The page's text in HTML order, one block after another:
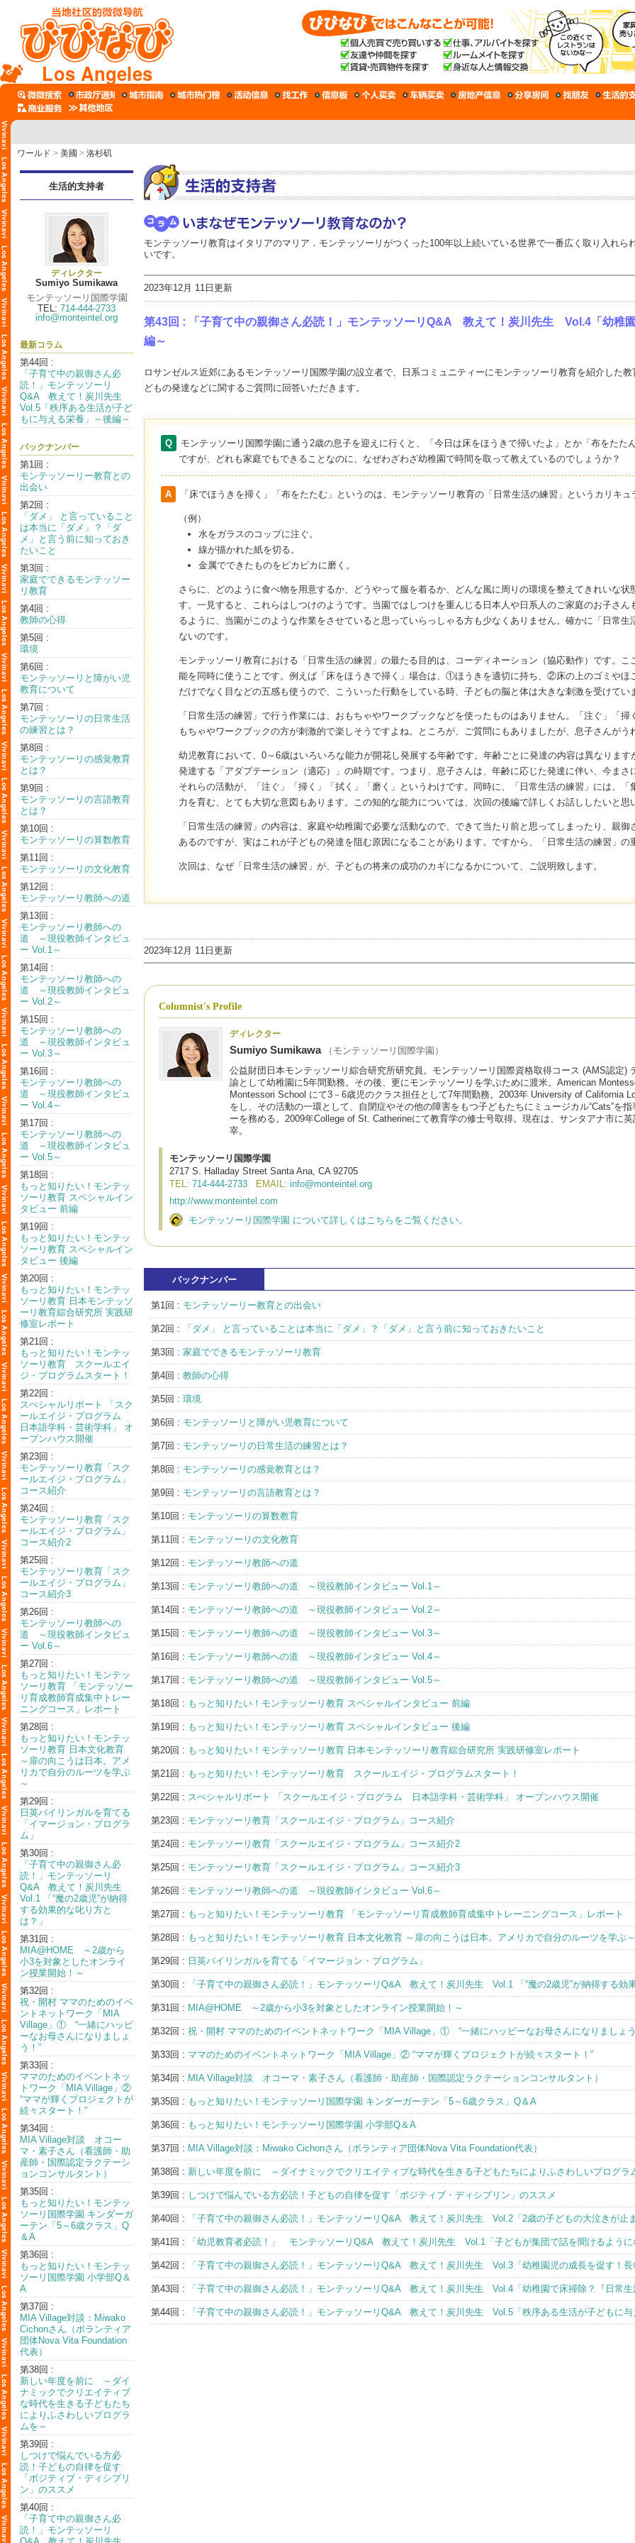
Los Angeles
ワールド > 美國 > 洛杉矶
生活的支持者
ディレクター
Sumiyo Sumikawa
モンテッソーリ国際学園
TEL: 714-444-2733
info@monteintel.org
最新コラム
第44回 :
「子育て中の親御さん必
読！」モンテッソーリ
Q&A 教えて！炭川先生
Vol.5「秩序ある生活が子ど
もに与える栄養」～後編～
バックナンバー
第1回 :
モンテッソーリー教育との
出会い
第2回 :
「ダメ」 と言っていること
は本当に「ダメ」？「ダ
メ」と言う前に知っておき
たいこと
第3回 :
家庭でできるモンテッソー
リ教育
第4回 :
教師の心得
第5回 :
環境
第6回 :
モンテッソーリと障がい児
教育について
第7回 :
モンテッソーリの日常生活
の練習とは？
第8回 :
モンテッソーリの感覚教育
とは？
第9回 :
モンテッソーリの言語教育
とは？
第10回 :
モンテッソーリの算数教育
第11回 :
モンテッソーリの文化教育
第12回 :
モンテッソーリ教師への道
第13回 :
モンテッソーリ教師への
道 ～現役教師インタビュ
ー Vol.1～
第14回 :
モンテッソーリ教師への
道 ～現役教師インタビュ
ー Vol.2～
第15回 :
モンテッソーリ教師への
道 ～現役教師インタビュ
ー Vol.3～
第16回 :
モンテッソーリ教師への
道 ～現役教師インタビュ
ー Vol.4～
第17回 :
モンテッソーリ教師への
道 ～現役教師インタビュ
ー Vol.5～
第18回 :
もっと知りたい！モンテッ
ソーリ教育 スペシャルイン
タビュー 前編
第19回 :
もっと知りたい！モンテッ
ソーリ教育 スペシャルイン
タビュー 後編
第20回 :
もっと知りたい！モンテッ
ソーリ教育 日本モンテッソ
ーリ教育綜合研究所 実践研
修室レポート
第21回 :
もっと知りたい！モンテッ
ソーリ教育 スクールエイ
ジ・プログラムスタート！
第22回 :
スぺシャルリポート 「スク
ールエイジ・プログラム
日本語学科・芸術学科」 オ
ープンハウス開催
第23回 :
モンテッソーリ教育「スク
ールエイジ・プログラム」
コース紹介
第24回 :
モンテッソーリ教育「スク
ールエイジ・プログラム」
コース紹介2
第25回 :
モンテッソーリ教育「スク
ールエイジ・プログラム」
コース紹介3
第26回 :
モンテッソーリ教師への
道 ～現役教師インタビュ
ー Vol.6～
第27回 :
もっと知りたい！モンテッ
ソーリ教育 「モンテッソー
リ育成教師育成集中トレー
ニングコース」レポート
第28回 :
もっと知りたい！モンテッ
ソーリ教育 日本文化教育
～扉の向こうは日本。アメ
リカで自分のルーツを学ぶ
～
第29回 :
日英バイリンガルを育てる
「イマージョン・プログラ
ム」
第30回 :
「子育て中の親御さん必
読！」モンテッソーリ
Q&A 教えて！炭川先生
Vol.1 「“魔の2歳児”が納得
する効果的な叱り方と
は？」
第31回 :
MIA@HOME ～2歳から
小3を対象としたオンライ
ン授業開始！～
第32回 :
祝・開村 ママのためのイベ
ントネットワーク「MIA
Village」① “一緒にハッピ
ーなお母さんになりましょ
う！”
第33回 :
ママのためのイベントネッ
トワーク「MIA Village」②
“ママが輝くプロジェクトが
続々スタート！”
第34回 :
MIA Village対談 オコー
マ・素子さん（看護師・助
産師・国際認定ラクテーシ
ョンコンサルタント）
第35回 :
もっと知りたい！モンテッ
ソーリ国際学園 キンダーガ
ーテン「5～6歳クラス」Q
＆A
第36回 :
もっと知りたい！モンテッ
ソーリ国際学園 小学部Q＆
A
第37回 :
MIA Village対談：Miwako
Cichonさん（ボランティア
団体Nova Vita Foundation
代表）
第38回 :
新しい年度を前に ～ダイ
ナミックでクリエイティブ
な時代を生きる子どもたち
によりふさわしいプログラ
ムを～
第39回 :
しつけで悩んでいる方必
読！子どもの自律を促す
「ポジティブ・ディシプリ
ン」のススメ
第40回 :
「子育て中の親御さん必
読！」モンテッソーリ
モンテッソーリ教育はイタリアのマリア．モンテッソーリがつくった100年以上続いている世界で一番広く取り入れ
いです。
2023年12月 11日更新
第43回 : 「子育て中の親御さん必読！」モンテッソーリQ&A 教えて！炭川先生 Vol.4「幼稚
編～
ロサンゼルス近郊にあるモンテッソーリ国際学園の設立者で、日系コミュニティーにモンテッソーリ教育を紹介した
どもの発達などに関するご質問に回答いただきます。
Q
モンテッソーリ国際学園に通う2歳の息子を迎えに行くと、「今日は床をほうきで掃いたよ」とか「布をた
ですが、どれも家庭でもできることなのに、なぜわざわざ幼稚園で時間を取って教えているのでしょうか？
A 「床でほうきを掃く」「布をたたむ」というのは、モンテッソーリ教育の「日常生活の練習」というカリキ
（例）
水をガラスのコップに注ぐ。
線が描かれた紙を切る。
金属でできたものをピカピカに磨く。
さらに、どのように食べ物を用意するか、どうやって服を着るか、どんな風に周りの環境を整えてきれいな
す。一見すると、これらはしつけのようです。当園ではしつけを重んじる日本人や日系人のご家庭のお子さ
るように、当園がこのような作業をさせていると思っていらっしゃる方も少なくありません。確かに「日常
ないのです。
モンテッソーリ教育における「日常生活の練習」の最たる目的は、コーディネーション（協応動作）です。
能を同時に使うことです。例えば「床をほうきで掃く」場合は、①ほうきを適切に持ち、②床の上のゴミやほ
だけでなく目などの五感も使うので、こういった行動をしている時、子どもの脳と体は大きな刺激を受けて
「日常生活の練習」で行う作業には、おもちゃやワークブックなどを使ったものはありません。「注ぐ」「
もちゃやワークブックの方が刺激的で楽しそうですよね。ところが、ご質問にもありましたが、息子さんが
幼児教育において、0～6歳はいろいろな能力が開花し発展する年齢です。年齢ごとに発達の内容は異なりま
発達する「アダプテーション（適応）」の時期です。つまり、息子さんは、年齢に応じた発達に伴い、今ま
それらの活動が、「注ぐ」「掃く」「拭く」「磨く」というわけです。同時に、「日常生活の練習」には、
力を育む、とても大切な意図もあります。この知的な能力については、次回の後編で詳しくお話ししたいと思
「日常生活の練習」の内容は、家庭や幼稚園で必要な活動なので、できて当たり前と思ってしまったり、親
あるのですが、実はこれが子どもの発達を阻む原因になることがあります。ですから、「日常生活の練習」
次回は、なぜ「日常生活の練習」が、子どもの将来の成功のカギになるかについて、ご説明致します。
2023年12月 11日更新
Columnist's Profile
ディレクター
Sumiyo Sumikawa
（モンテッソーリ国際学園）
公益財団日本モンテッソーリ綜合研究所研究員。モンテッソーリ国際資格取得コース (AMS認定
諭として幼稚園に5年間勤務。その後、更にモンテッソーリを学ぶために渡米。American
Montessori School にて3－6歳児のクラス担任として7年間勤務。2003年 University of California
をし、その活動の一環として、自閉症やその他の障害をもつ子どもたちにミュージカル“Cats”を
ーを務める。2009年College of St. Catherineにて教育学の修士号取得。現在は、サンタアナ市に
宰。
モンテッソーリ国際学園
2717 S. Halladay Street Santa Ana, CA 92705
TEL: 714-444-2733 EMAIL: info@monteintel.org
http://www.monteintel.com
モンテッソーリ国際学園 について詳しくはこちらをご覧ください。
バックナンバー
第1回 : モンテッソーリー教育との出会い
第2回 : 「ダメ」 と言っていることは本当に「ダメ」？「ダメ」と言う前に知っておきたいこと
第3回 : 家庭でできるモンテッソーリ教育
第4回 : 教師の心得
第5回 : 環境
第6回 : モンテッソーリと障がい児教育について
第7回 : モンテッソーリの日常生活の練習とは？
第8回 : モンテッソーリの感覚教育とは？
第9回 : モンテッソーリの言語教育とは？
第10回 : モンテッソーリの算数教育
第11回 : モンテッソーリの文化教育
第12回 : モンテッソーリ教師への道
第13回 : モンテッソーリ教師への道 ～現役教師インタビュー Vol.1～
第14回 : モンテッソーリ教師への道 ～現役教師インタビュー Vol.2～
第15回 : モンテッソーリ教師への道 ～現役教師インタビュー Vol.3～
第16回 : モンテッソーリ教師への道 ～現役教師インタビュー Vol.4～
第17回 : モンテッソーリ教師への道 ～現役教師インタビュー Vol.5～
第18回 : もっと知りたい！モンテッソーリ教育 スペシャルインタビュー 前編
第19回 : もっと知りたい！モンテッソーリ教育 スペシャルインタビュー 後編
第20回 : もっと知りたい！モンテッソーリ教育 日本モンテッソーリ教育綜合研究所 実践研修室レポート
第21回 : もっと知りたい！モンテッソーリ教育 スクールエイジ・プログラムスタート！
第22回 : スぺシャルリポート 「スクールエイジ・プログラム 日本語学科・芸術学科」 オープンハウス開催
第23回 : モンテッソーリ教育「スクールエイジ・プログラム」コース紹介
第24回 : モンテッソーリ教育「スクールエイジ・プログラム」コース紹介2
第25回 : モンテッソーリ教育「スクールエイジ・プログラム」コース紹介3
第26回 : モンテッソーリ教師への道 ～現役教師インタビュー Vol.6～
第27回 : もっと知りたい！モンテッソーリ教育 「モンテッソーリ育成教師育成集中トレーニングコース」レポート
第28回 : もっと知りたい！モンテッソーリ教育 日本文化教育 ～扉の向こうは日本。アメリカで自分のルーツを学ぶ～
第29回 : 日英バイリンガルを育てる「イマージョン・プログラム」
第30回 : 「子育て中の親御さん必読！」モンテッソーリQ&A 教えて！炭川先生 Vol.1 「“魔の2歳児”が納得する効
第31回 : MIA@HOME ～2歳から小3を対象としたオンライン授業開始！～
第32回 : 祝・開村 ママのためのイベントネットワーク「MIA Village」① “一緒にハッピーなお母さんになりましょ
第33回 : ママのためのイベントネットワーク「MIA Village」② “ママが輝くプロジェクトが続々スタート！”
第34回 : MIA Village対談 オコーマ・素子さん（看護師・助産師・国際認定ラクテーションコンサルタント）
第35回 : もっと知りたい！モンテッソーリ国際学園 キンダーガーテン「5～6歳クラス」Q＆A
第36回 : もっと知りたい！モンテッソーリ国際学園 小学部Q＆A
第37回 : MIA Village対談：Miwako Cichonさん（ボランティア団体Nova Vita Foundation代表）
第38回 : 新しい年度を前に ～ダイナミックでクリエイティブな時代を生きる子どもたちによりふさわしいプログラ
第39回 : しつけで悩んでいる方必読！子どもの自律を促す「ポジティブ・ディシプリン」のススメ
第40回 : 「子育て中の親御さん必読！」モンテッソーリQ&A 教えて！炭川先生 Vol.2「2歳の子どもの大泣きが止
第41回 : 「幼児教育者必読！」 モンテッソーリQ&A 教えて！炭川先生 Vol.1「子どもが集団で話を聞けるように
第42回 : 「子育て中の親御さん必読！」モンテッソーリQ&A 教えて！炭川先生 Vol.3「幼稚園児の成長を促す！長
第43回 : 「子育て中の親御さん必読！」モンテッソーリQ&A 教えて！炭川先生 Vol.4「幼稚園で床掃除？『日常
第44回 : 「子育て中の親御さん必読！」モンテッソーリQ&A 教えて！炭川先生 Vol.5「秩序ある生活が子どもに与